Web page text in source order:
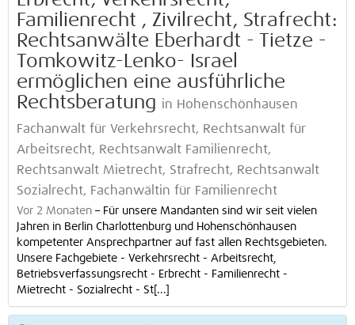
Familienrecht , Zivilrecht, Strafrecht:
Rechtsanwälte Eberhardt - Tietze -
Tomkowitz-Lenko- Israel
ermöglichen eine ausführliche
Rechtsberatung in Hohenschönhausen
Fachanwalt für Verkehrsrecht, Rechtsanwalt für
Arbeitsrecht, Rechtsanwalt Familienrecht,
Rechtsanwalt Mietrecht, Strafrecht, Rechtsanwalt
Sozialrecht, Fachanwältin für Familienrecht
Vor 2 Monaten – Für unsere Mandanten sind wir seit vielen
Jahren in Berlin Charlottenburg und Hohenschönhausen
kompetenter Ansprechpartner auf fast allen Rechtsgebieten.
Unsere Fachgebiete - Verkehrsrecht - Arbeitsrecht,
Betriebsverfassungsrecht - Erbrecht - Familienrecht -
Mietrecht - Sozialrecht - St[...]